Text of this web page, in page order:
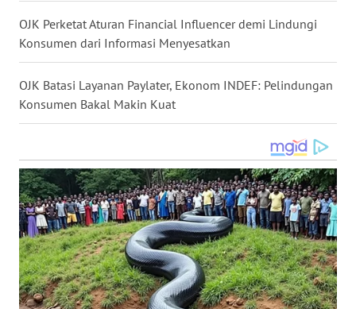
OJK Perketat Aturan Financial Influencer demi Lindungi
Konsumen dari Informasi Menyesatkan
OJK Batasi Layanan Paylater, Ekonom INDEF: Pelindungan
Konsumen Bakal Makin Kuat
WN
JATIM
WN
KALBAR
WN
KALTENG
WN
KALTARA